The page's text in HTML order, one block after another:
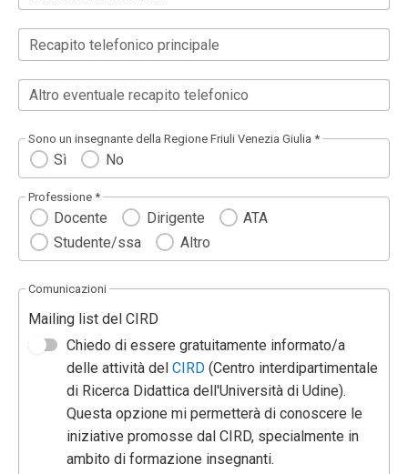
Recapito telefonico principale
Altro eventuale recapito telefonico
Sono un insegnante della Regione Friuli Venezia Giulia *
Sì No
Professione *
Docente Dirigente
ATA
Studente/ssa
Altro
Comunicazioni
Mailing list del CIRD
Chiedo di essere gratuitamente informato/a
delle attività delCIRD (Centro interdipartimentale
di Ricerca Didattica dell'Università di Udine).
Questa opzione mi permetterà di conoscere le
iniziative promosse dal CIRD, specialmente in
ambito di formazione insegnanti.